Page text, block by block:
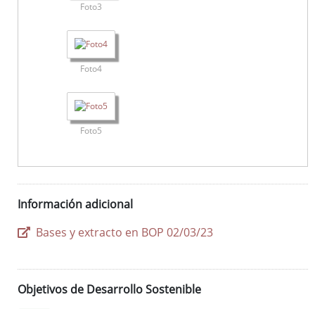
Foto3
Foto4
Foto5
Información adicional
Bases y extracto en BOP 02/03/23
Objetivos de Desarrollo Sostenible